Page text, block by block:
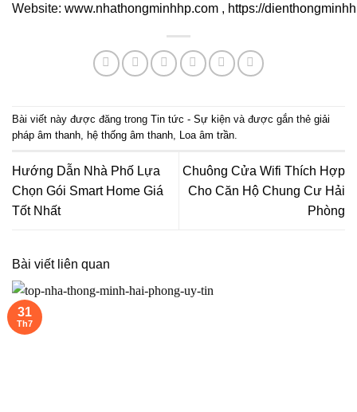
Website: www.nhathongminhhp.com , https://
Bài viết này được đăng trong Tin tức - Sự kiện và được gắn thẻ giải
pháp âm thanh, hệ thống âm thanh, Loa âm trần.
Hướng Dẫn Nhà Phố Lựa
Chọn Gói Smart Home Giá
Tốt Nhất
Chuông Cửa Wifi Thích Hợp
Cho Căn Hộ Chung Cư Hải
Phòng
Bài viết liên quan
31
Th7